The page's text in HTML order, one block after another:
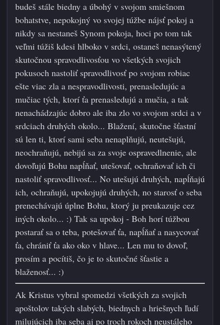
budeš stále biedny a úbohý v svojom smiešnom
bohatstve, nepokojný vo svojej túžbe nájsť pokoj a
nikdy sa nestaneš Synom pokoja, hoci po tom tak
veľmi túžiš kdesi hlboko v srdci, ostaneš nenasýtený
skutočnou spravodlivosťou vo všetkých svojich
pokusoch nastoliť spravodlivosť po svojom robiac
ešte viac zla a nespravodlivosti, prenasledujúc a
mučiac tých, ktorí ťa prenasledujú a mučia, a tak
nenachádzajúc dobro ale iba zlo vo svojom srdci a v
srdciach druhých okolo... Blažení, skutočne šťastní
sú len ti, ktorí sami seba nenaplňujú, neutešujú,
neochraňujú, nebijú sa za svoje ospravedlnenie, ale
dovoľujú Bohu napĺňať, utešovať, ochraňovať ich či
nastoliť spravodlivosť... No utešujú druhých, napĺňajú
ich, ochraňujú, upokojujú druhých, no starosť o seba
prenechávajú úplne Bohu, ktorý ju preukazuje cez
iných okolo... :) Tak sa upokoj - Boh horí túžbou
postarať sa o teba, potešovať ťa, napĺňať a nasycovať
ťa, chrániť ťa ako oko v hlave... Len mu to dovoľ,
prosím a pocítiš, čo je to skutočné šťastie a
blaženosť... :)
Ak Kristus vybral spomedzi všetkých za svojich
apoštolov takých slabých, biednych a hriešnych ľudí
milujúcich iba seba aj po troch rokoch neustáleho